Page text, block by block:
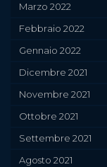
Marzo 2022
Febbraio 2022
Gennaio 2022
Dicembre 2021
Novembre 2021
Ottobre 2021
Settembre 2021
Agosto 2021